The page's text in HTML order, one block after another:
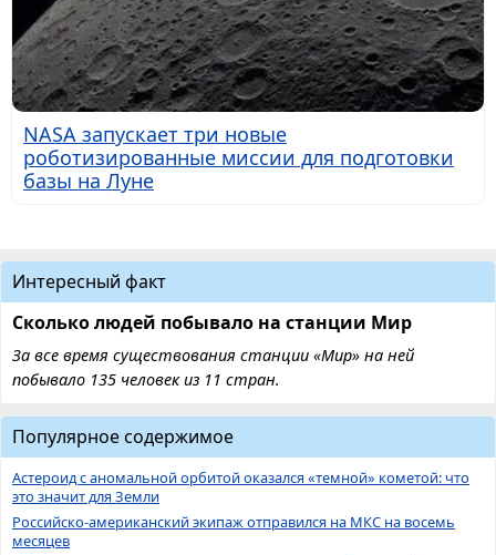
NASA запускает три новые
роботизированные миссии для подготовки
базы на Луне
Интересный факт
Сколько людей побывало на станции Мир
За все время существования станции «Мир» на ней
побывало 135 человек из 11 стран.
Популярное содержимое
Астероид с аномальной орбитой оказался «темной» кометой: что
это значит для Земли
Российско-американский экипаж отправился на МКС на восемь
месяцев